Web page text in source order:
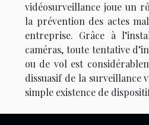
vidéosurveillance joue un
la prévention des actes
entreprise. Grâce à
caméras, toute tentative
ou de vol est
dissuasif de la surveillance
simple existence de